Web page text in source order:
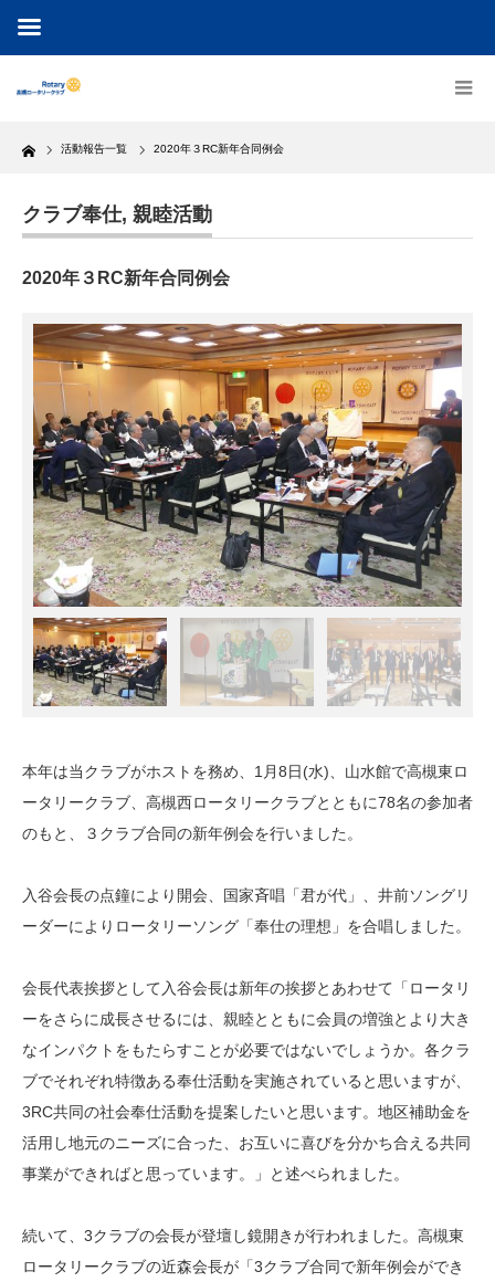
Home 活動報告一覧 2020年３RC新年合同例会
クラブ奉仕, 親睦活動
2020年３RC新年合同例会
本年は当クラブがホストを務め、1月8日(水)、山水館で高槻東ロ
ータリークラブ、高槻西ロータリークラブとともに78名の参加者
のもと、３クラブ合同の新年例会を行いました。
入谷会長の点鐘により開会、国家斉唱「君が代」、井前ソングリ
ーダーによりロータリーソング「奉仕の理想」を合唱しました。
会長代表挨拶として入谷会長は新年の挨拶とあわせて「ロータリ
ーをさらに成長させるには、親睦とともに会員の増強とより大き
なインパクトをもたらすことが必要ではないでしょうか。各クラ
ブでそれぞれ特徴ある奉仕活動を実施されていると思いますが、
3RC共同の社会奉仕活動を提案したいと思います。地区補助金を
活用し地元のニーズに合った、お互いに喜びを分かち合える共同
事業ができればと思っています。」と述べられました。
続いて、3クラブの会長が登壇し鏡開きが行われました。高槻東
ロータリークラブの近森会長が「3クラブ合同で新年例会ができ